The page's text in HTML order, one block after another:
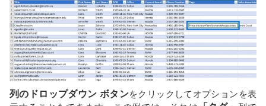
列のドロップダウン ボタンをクリックしてオプションを表